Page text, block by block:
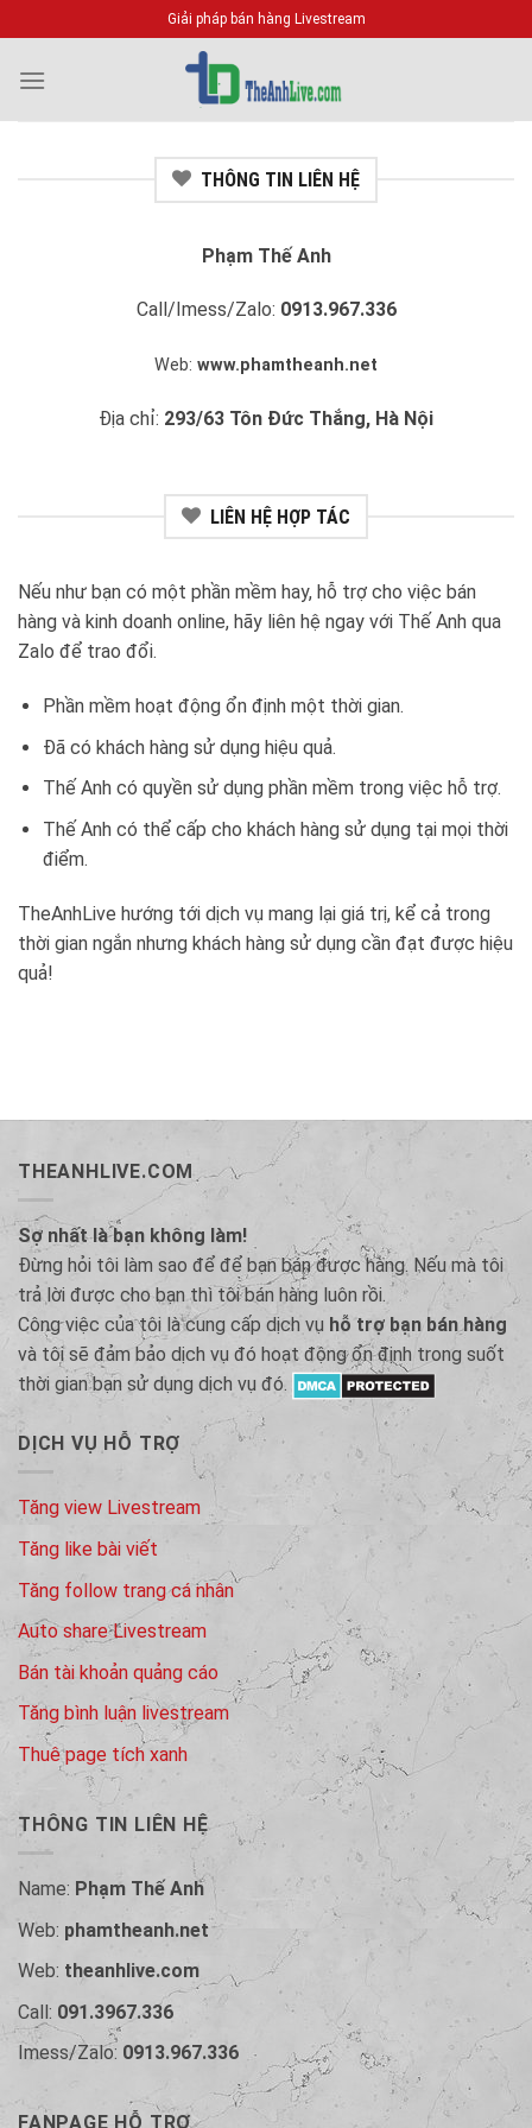
qua
nội
Giải pháp bán hàng Livestream
THÔNG TIN LIÊN HỆ
Phạm Thế Anh
Call/Imess/Zalo: 0913.967.336
Web: www.phamtheanh.net
Địa chỉ: 293/63 Tôn Đức Thắng, Hà Nội
LIÊN HỆ HỢP TÁC
Nếu như bạn có một phần mềm hay, hỗ trợ cho việc bán
hàng và kinh doanh online, hãy liên hệ ngay với Thế Anh qua
Zalo để trao đổi.
Phần mềm hoạt động ổn định một thời gian.
Đã có khách hàng sử dụng hiệu quả.
Thế Anh có quyền sử dụng phần mềm trong việc hỗ trợ.
Thế Anh có thể cấp cho khách hàng sử dụng tại mọi thời
điểm.
TheAnhLive hướng tới dịch vụ mang lại giá trị, kể cả trong
thời gian ngắn nhưng khách hàng sử dụng cần đạt được hiệu
quả!
THEANHLIVE.COM
Sợ nhất là bạn không làm!
Đừng hỏi tôi làm sao để để bạn bán được hàng. Nếu mà tôi
trả lời được cho bạn thì tôi bán hàng luôn rồi.
Công việc của tôi là cung cấp dịch vụ hỗ trợ bạn bán hàng
và tôi sẽ đảm bảo dịch vụ đó hoạt động ổn định trong suốt
thời gian bạn sử dụng dịch vụ đó.
DỊCH VỤ HỖ TRỢ
Tăng view Livestream
Tăng like bài viết
Tăng follow trang cá nhân
Auto share Livestream
Bán tài khoản quảng cáo
Tăng bình luận livestream
Thuê page tích xanh
THÔNG TIN LIÊN HỆ
Name: Phạm Thế Anh
Web: phamtheanh.net
Web: theanhlive.com
Call: 091.3967.336
Imess/Zalo: 0913.967.336
FANPAGE HỖ TRỢ